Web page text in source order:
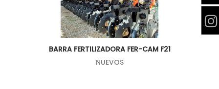
BARRA FERTILIZADORA FER-CAM F21
NUEVOS